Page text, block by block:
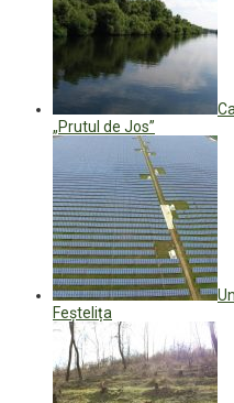
„Prutul de Jos”
Feștelița